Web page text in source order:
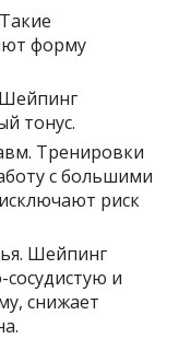
форму
тонус.
Тренировки
с большими
риск
Шейпинг
сосудистую и
снижает